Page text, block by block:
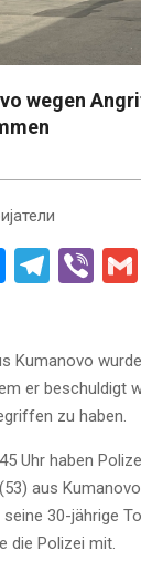
wegen
Kumanovo wurde
er beschuldigt
zu haben.
Uhr haben
aus Kumanovo
30-jährige
die Polizei mit.